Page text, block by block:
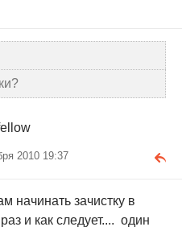
2010 19:37
начинать зачистку в
и как следует.... один